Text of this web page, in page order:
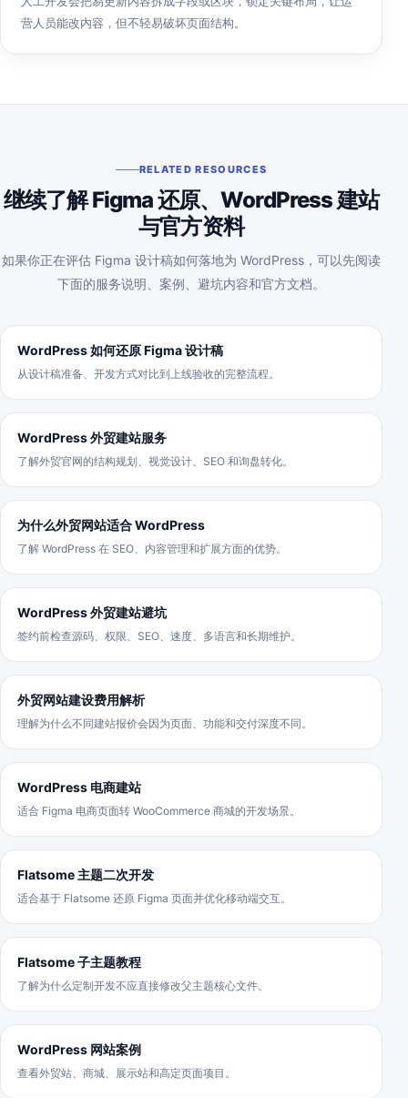
营人员能改内容，但不轻易破坏页面结构。
RELATED RESOURCES
继续了解 Figma 还原、WordPress 建站
与官方资料
如果你正在评估 Figma 设计稿如何落地为 WordPress，可以先阅读
下面的服务说明、案例、避坑内容和官方文档。
WordPress 如何还原 Figma 设计稿
从设计稿准备、开发方式对比到上线验收的完整流程。
WordPress 外贸建站服务
了解外贸官网的结构规划、视觉设计、SEO 和询盘转化。
为什么外贸网站适合 WordPress
了解 WordPress 在 SEO、内容管理和扩展方面的优势。
WordPress 外贸建站避坑
签约前检查源码、权限、SEO、速度、多语言和长期维护。
外贸网站建设费用解析
理解为什么不同建站报价会因为页面、功能和交付深度不同。
WordPress 电商建站
适合 Figma 电商页面转 WooCommerce 商城的开发场景。
Flatsome 主题二次开发
适合基于 Flatsome 还原 Figma 页面并优化移动端交互。
Flatsome 子主题教程
了解为什么定制开发不应直接修改父主题核心文件。
WordPress 网站案例
查看外贸站、商城、展示站和高定页面项目。